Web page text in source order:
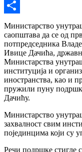
Copy
Link
Share
Министарство
саопштава да се од
потпредседника
Ивице Дачића,
Министарства
институција и
иностранства, као и
пружили пуну
Дачићу.
Министарство
захвалност свим
појединцима који су
Речи подршке стигле